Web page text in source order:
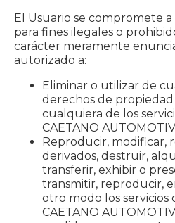
El Usuario se compromete
para fines ilegales o
carácter meramente
autorizado a:
Eliminar o utilizar de
derechos de
cualquiera de los
CAETANO
Reproducir, modificar,
derivados, destruir,
transferir, exhibir o
transmitir, reproducir,
otro modo los servicios
CAETANO